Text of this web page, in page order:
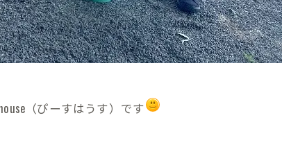
（ぴーすはうす）です